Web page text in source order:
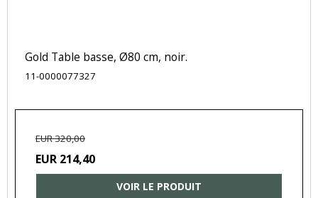
Gold Table basse, Ø80 cm, noir.
11-0000077327
EUR 320,00
EUR 214,40
VOIR LE PRODUIT